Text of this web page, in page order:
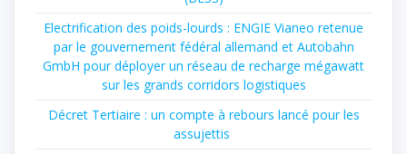
Electrification des poids-lourds : ENGIE Vianeo retenue
par le gouvernement fédéral allemand et Autobahn
GmbH pour déployer un réseau de recharge mégawatt
sur les grands corridors logistiques
Décret Tertiaire : un compte à rebours lancé pour les
assujettis